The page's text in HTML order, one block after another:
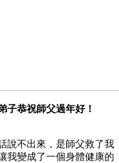
子恭祝師父過年好！
說不出來，是師父救了我
我變成了一個身體健康的